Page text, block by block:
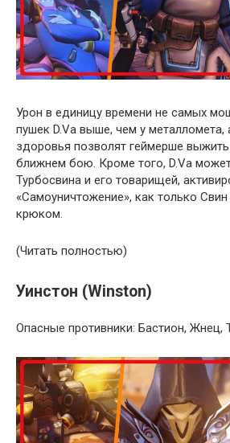
Урон в единицу времени не самых
пушек D.Va выше, чем у металломета,
здоровья позволят геймерше
ближнем бою. Кроме того, D.Va
Турбосвина и его товарищей,
«Самоуничтожение», как только
крюком.
(Читать полностью)
Уинстон (Winston)
Опасные противники: Бастион, Жнец,